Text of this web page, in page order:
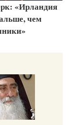
«Ирландия
чем